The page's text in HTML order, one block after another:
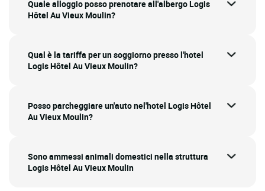
Quale alloggio posso prenotare all'albergo Logis
Hôtel Au Vieux Moulin?
Qual è la tariffa per un soggiorno presso l'hotel
Logis Hôtel Au Vieux Moulin?
Posso parcheggiare un'auto nel'hotel Logis Hôtel
Au Vieux Moulin?
Sono ammessi animali domestici nella struttura
Logis Hôtel Au Vieux Moulin